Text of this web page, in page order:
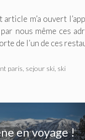
article m’a ouvert
nous même ces
de l’un de ces
paris sejour ski ski
en voyage !